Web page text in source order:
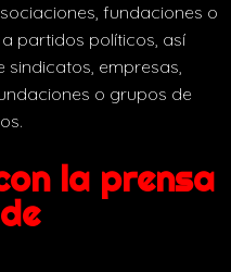
fundaciones o
partidos políticos, así
empresas,
o grupos de
la prensa